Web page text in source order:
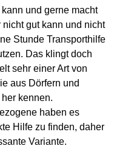
und gerne macht
gut kann und nicht
Stunde Transporthilfe
Das klingt doch
sehr einer Art von
aus Dörfern und
kennen.
haben es
Hilfe zu finden, daher
Variante.